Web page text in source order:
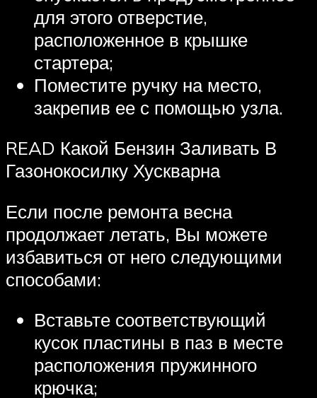
для этого отверстие,
расположенное в крышке
стартера;
Поместите ручку на место,
закрепив ее с помощью узла.
READ Какой Бензин Заливать В
Газонокосилку Хускварна
Если после ремонта весна
продолжает летать, Вы можете
избавиться от него следующими
способами:
Вставьте соответствующий
кусок пластины в паз в месте
расположения пружинного
крючка;